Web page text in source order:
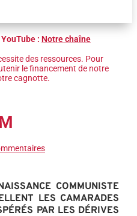
: Notre chaîne
des ressources. Pour
le financement de notre
cagnotte.
COMMUNISTE
LES CAMARADES
PAR LES DÉRIVES